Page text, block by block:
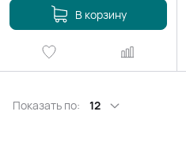
В корзину
Показать по: 12